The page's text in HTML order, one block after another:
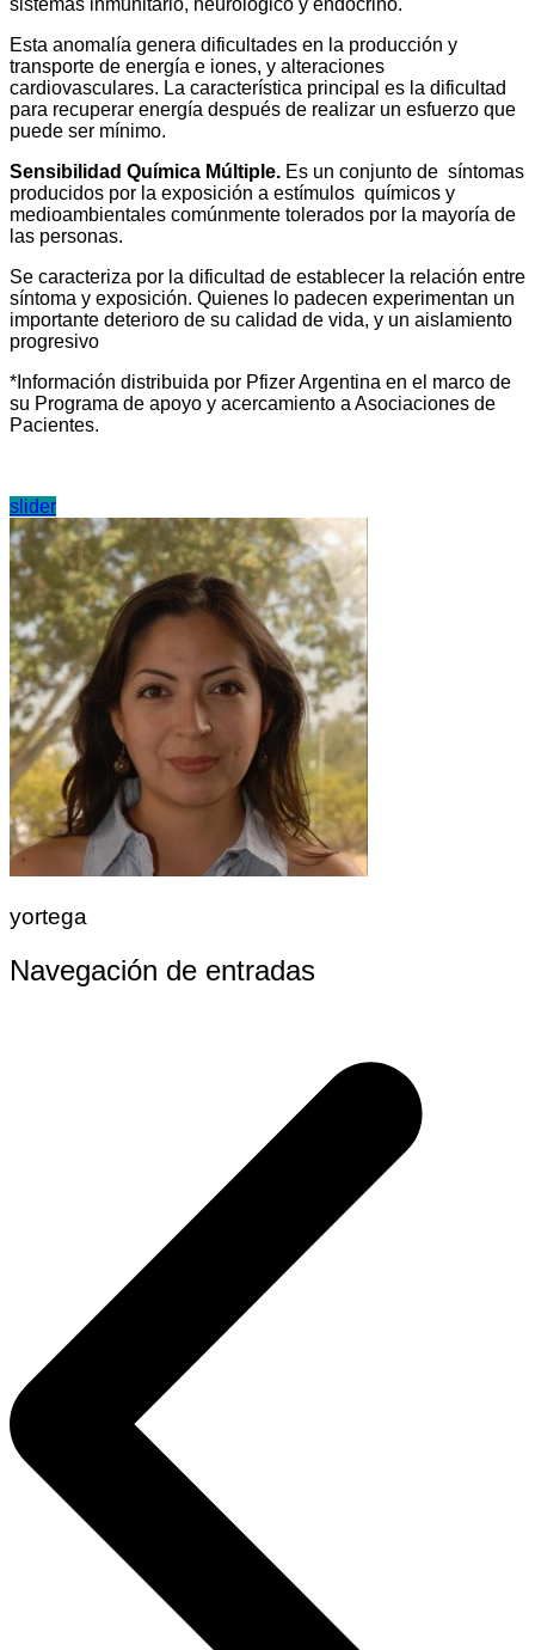
sistemas inmunitario, neurológico y endocrino.
Esta anomalía genera dificultades en la producción y
transporte de energía e iones, y alteraciones
cardiovasculares. La característica principal es la dificultad
para recuperar energía después de realizar un esfuerzo que
puede ser mínimo.
Sensibilidad Química Múltiple. Es un conjunto de síntomas
producidos por la exposición a estímulos químicos y
medioambientales comúnmente tolerados por la mayoría de
las personas.
Se caracteriza por la dificultad de establecer la relación entre
síntoma y exposición. Quienes lo padecen experimentan un
importante deterioro de su calidad de vida, y un aislamiento
progresivo
*Información distribuida por Pfizer Argentina en el marco de
su Programa de apoyo y acercamiento a Asociaciones de
Pacientes.
slider
yortega
Navegación de entradas